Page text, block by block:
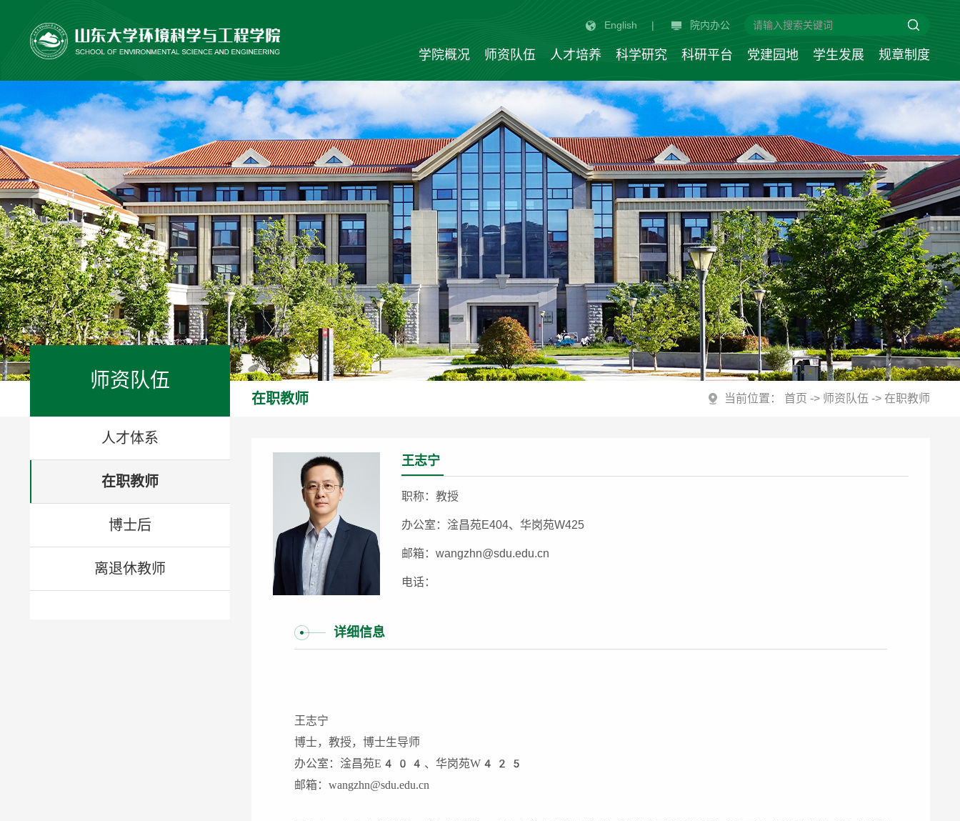
English | 院内办公
学院概况 师资队伍 人才培养 科学研究 科研平台 党建园地 学生发展 规章制度
师资队伍
人才体系
在职教师
博士后
离退休教师
在职教师 当前位置： 首页 -> 师资队伍 ->在职教师
王志宁
职称：教授
办公室：淦昌苑E404、华岗苑W425
邮箱：wangzhn@sdu.edu.cn
电话：
详细信息
王志宁
博士，教授，博士生导师
办公室：淦昌苑E404、华岗苑W425
邮箱：wangzhn@sdu.edu.cn